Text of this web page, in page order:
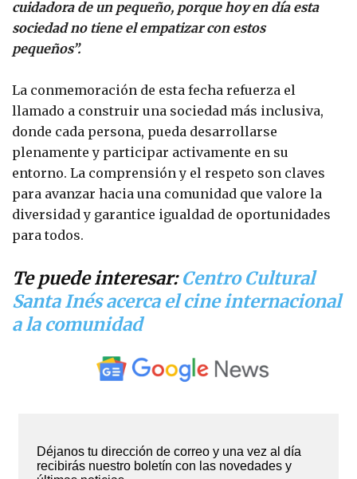
cuidadora de un pequeño, porque hoy en día esta
sociedad no tiene el empatizar con estos
pequeños”.
La conmemoración de esta fecha refuerza el
llamado a construir una sociedad más inclusiva,
donde cada persona, pueda desarrollarse
plenamente y participar activamente en su
entorno. La comprensión y el respeto son claves
para avanzar hacia una comunidad que valore la
diversidad y garantice igualdad de oportunidades
para todos.
Te puede interesar:Centro Cultural
Santa Inés acerca el cine internacional
a la comunidad